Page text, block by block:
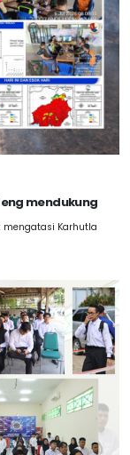
mendukung
mengatasi Karhutla